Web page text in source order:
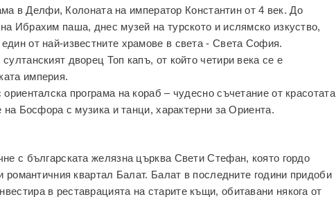
в Делфи, Колоната на император Константин от 4 век. До
Ибрахим паша, днес музей на турското и ислямско изкуство,
от най-известните храмове в света - Света София.
дворец Топ кaпъ, от който четири века се е
империя.
програма на кораб – чудесно съчетание от красотата
Босфора с музика и танци, характерни за Ориента.
с българската желязна църква Свети Стефан, която гордо
романтичния квартал Балат. Балат в последните години придоби
в реставрацията на старите къщи, обитавани някога от